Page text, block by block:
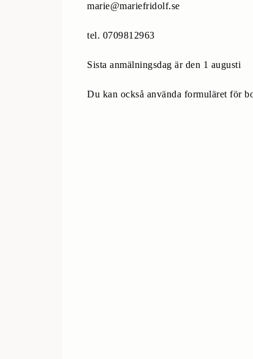
marie@mariefridolf.se
tel. 0709812963
Sista anmälningsdag är den 1 augusti
Du kan också använda formuläret för